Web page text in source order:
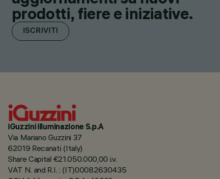
prodotti, fiere e iniziative.
ISCRIVITI
iGuzzini illuminazione S.p.A
Via Mariano Guzzini 37
62019 Recanati (Italy)
Share Capital €21.050.000,00 i.v.
VAT N. and R.I. : (IT)00082630435